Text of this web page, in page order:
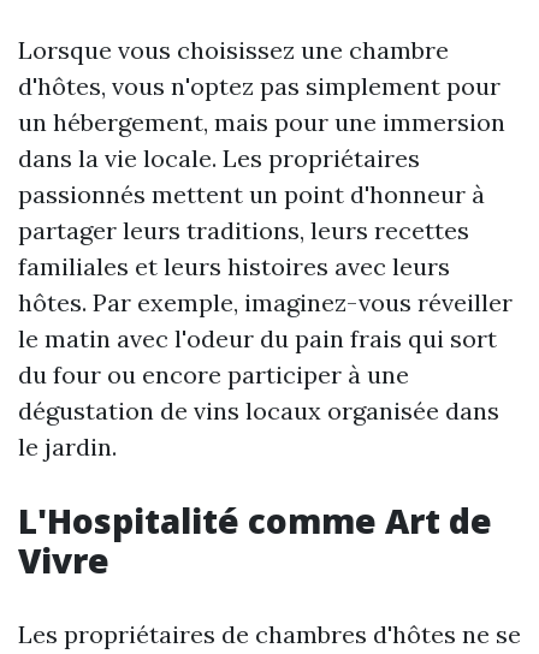
Lorsque vous choisissez une chambre
d'hôtes, vous n'optez pas simplement pour
un hébergement, mais pour une immersion
dans la vie locale. Les propriétaires
passionnés mettent un point d'honneur à
partager leurs traditions, leurs recettes
familiales et leurs histoires avec leurs
hôtes. Par exemple, imaginez-vous réveiller
le matin avec l'odeur du pain frais qui sort
du four ou encore participer à une
dégustation de vins locaux organisée dans
le jardin.
L'Hospitalité comme Art de
Vivre
Les propriétaires de chambres d'hôtes ne se